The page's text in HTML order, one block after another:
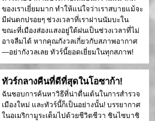
ของเราเยี่ยมมาก ทำให้แน่ใจว่าเราสบายแม้จะ
มีฝนตกปรอยๆ ช่วงเวลาที่เราผ่านนัมบะใน
ขณะที่เมืองส่องแสงอยู่ใต้ฝนเป็นช่วงเวลาที่ไม่
อาจลืมได้ หากคุณกังวลเกี่ยวกับสภาพอากาศ
—อย่ากังวลเลย ทัวร์นี้ยอดเยี่ยมในทุกสภาพ!
ทัวร์กลางคืนที่ดีที่สุดในโอซาก้า!
ฉันชอบการค้นหาวิธีที่น่าตื่นเต้นในการสำรวจ
เมืองใหม่ และทัวร์นี้ก็เป็นอย่างนั้น! บรรยากาศ
ในอเมริกามูระเต็มไปด้วยชีวิตชีวา ชินไซบาชิ